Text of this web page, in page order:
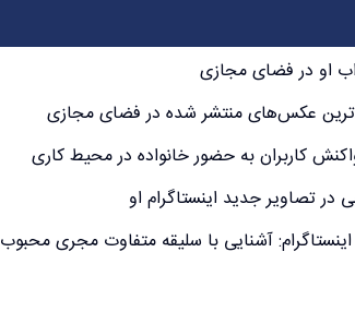
او در فضای مجازی
عکس‌های منتشر شده در فضای مجازی
کاربران به حضور خانواده در محیط کاری
تصاویر جدید اینستاگرام او
آشنایی با سلیقه متفاوت مجری محبوب